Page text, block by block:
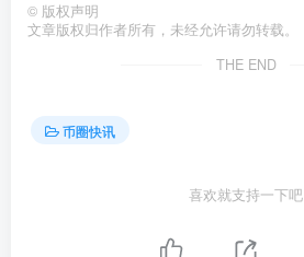
© 版权声明
文章版权归作者所有，未经允许请勿转载。
THE END
币圈快讯
喜欢就支持一下吧